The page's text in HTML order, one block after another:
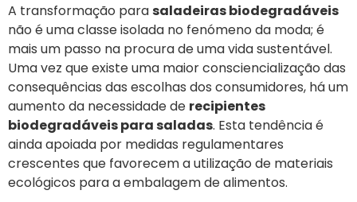
A transformação parasaladeiras biodegradáveis
não é uma classe isolada no fenómeno da moda; é
mais um passo na procura de uma vida sustentável.
Uma vez que existe uma maior consciencialização das
consequências das escolhas dos consumidores, há um
aumento da necessidade de recipientes
biodegradáveis para saladas. Esta tendência é
ainda apoiada por medidas regulamentares
crescentes que favorecem a utilização de materiais
ecológicos para a embalagem de alimentos.